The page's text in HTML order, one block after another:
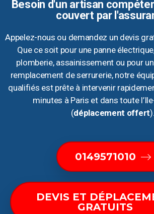
Besoin d'un artisan
couvert par
Appelez-nous ou demandez un devis
Que ce soit pour une panne
plomberie, assainissement ou pour
remplacement de serrurerie, notre
qualifiés est prête à intervenir
minutes à Paris et dans toute
(déplacement offert).
0149571010
DEVIS ET
GRATUITS